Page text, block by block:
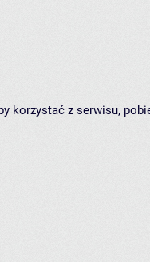
korzystać z serwisu,